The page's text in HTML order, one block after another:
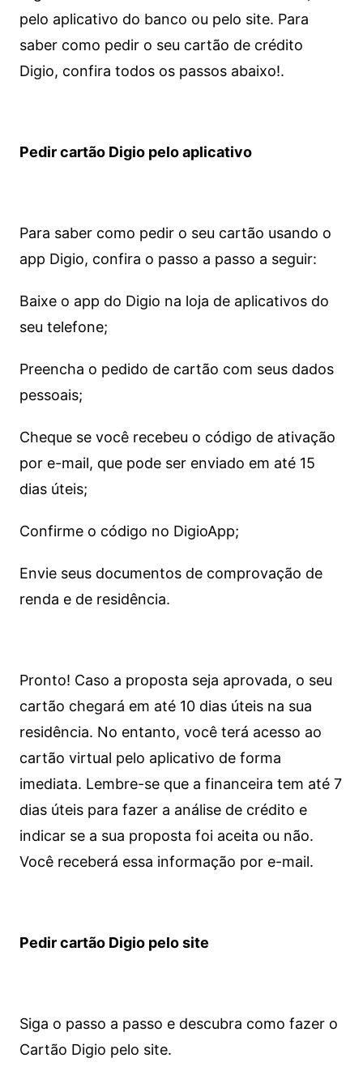
pelo aplicativo do banco ou pelo site. Para
saber como pedir o seu cartão de crédito
Digio, confira todos os passos abaixo!.
Pedir cartão Digio pelo aplicativo
Para saber como pedir o seu cartão usando o
app Digio, confira o passo a passo a seguir:
Baixe o app do Digio na loja de aplicativos do
seu telefone;
Preencha o pedido de cartão com seus dados
pessoais;
Cheque se você recebeu o código de ativação
por e-mail, que pode ser enviado em até 15
dias úteis;
Confirme o código no DigioApp;
Envie seus documentos de comprovação de
renda e de residência.
Pronto! Caso a proposta seja aprovada, o seu
cartão chegará em até 10 dias úteis na sua
residência. No entanto, você terá acesso ao
cartão virtual pelo aplicativo de forma
imediata. Lembre-se que a financeira tem até 7
dias úteis para fazer a análise de crédito e
indicar se a sua proposta foi aceita ou não.
Você receberá essa informação por e-mail.
Pedir cartão Digio pelo site
Siga o passo a passo e descubra como fazer o
Cartão Digio pelo site.